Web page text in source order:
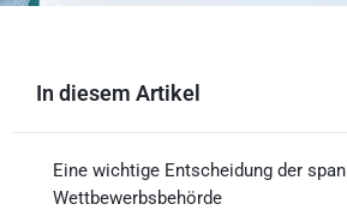
In diesem Artikel
Eine wichtige Entscheidung der
Wettbewerbsbehörde